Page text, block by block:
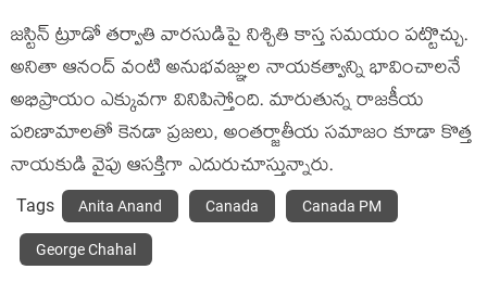
జస్టిన్ ట్రూడో తర్వాతి వారసుడిపై నిశ్చితి కాస్త సమయం పట్టొచ్చు.
అనితా ఆనంద్ వంటి అనుభవజ్ఞుల నాయకత్వాన్ని భావించాలనే
అభిప్రాయం ఎక్కువగా వినిపిస్తోంది. మారుతున్న రాజకీయ
పరిణామాలతో కెనడా ప్రజలు, అంతర్జాతీయ సమాజం కూడా కొత్త
నాయకుడి వైపు ఆసక్తిగా ఎదురుచూస్తున్నారు.
Tags Anita Anand Canada Canada PM
George Chahal